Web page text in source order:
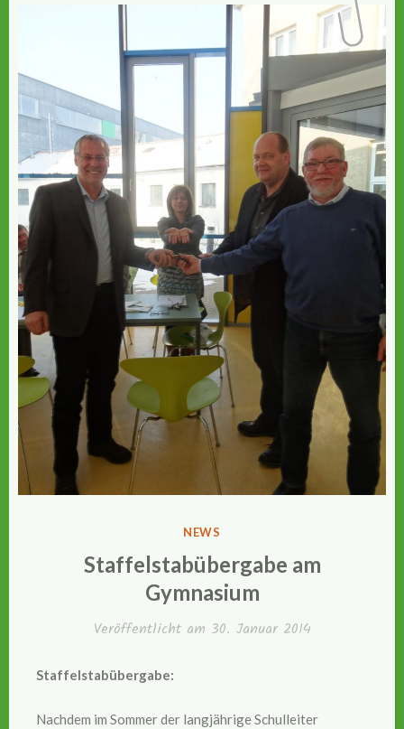
VERÖFFENTLICHT
IN
NEWS
Staffelstabübergabe am
Gymnasium
Veröffentlicht am 30. Januar 2014
Staffelstabübergabe:
Nachdem im Sommer der langjährige Schulleiter